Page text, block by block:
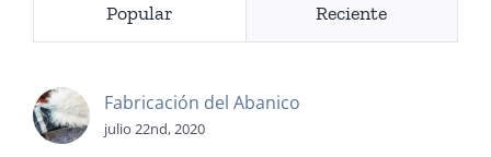
Popular Reciente
Fabricación del Abanico
julio 22nd, 2020